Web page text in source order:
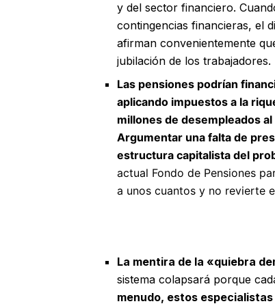
y del sector financiero.
contingencias financieras, el
afirman convenientemente
jubilación de los trabajadores.
Las pensiones podrían
aplicando impuestos a la
millones de desempleados
Argumentar una falta de
estructura capitalista del
actual Fondo de Pensiones
a unos cuantos y no revierte
La mentira de la «quiebra
sistema colapsará porque
menudo, estos